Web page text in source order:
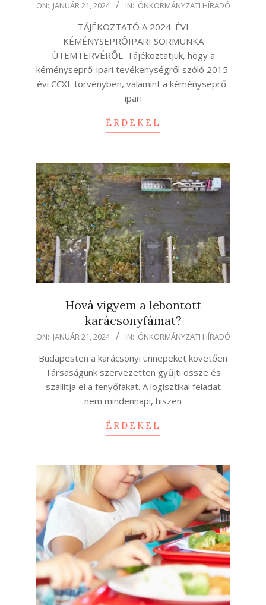
2024-
ON: JANUÁR 21, 2024 IN: ÖNKORMÁNYZATI HÍRADÓ
TÁJÉKOZTATÓ A 2024. ÉVI
KÉMÉNYSEPRŐIPARI SORMUNKA
ÜTEMTERVÉRŐL. Tájékoztatjuk, hogy a
kéményseprő-ipari tevékenységről szóló 2015.
évi CCXI. törvényben, valamint a kéményseprő-
ipari
ÉRDEKEL
Hová vigyem a lebontott
karácsonyfámat?
2024-
21
ON: JANUÁR 21, 2024 IN: ÖNKORMÁNYZATI HÍRADÓ
Budapesten a karácsonyi ünnepeket követően
Társaságunk szervezetten gyűjti össze és
szállítja el a fenyőfákat. A logisztikai feladat
nem mindennapi, hiszen
ÉRDEKEL